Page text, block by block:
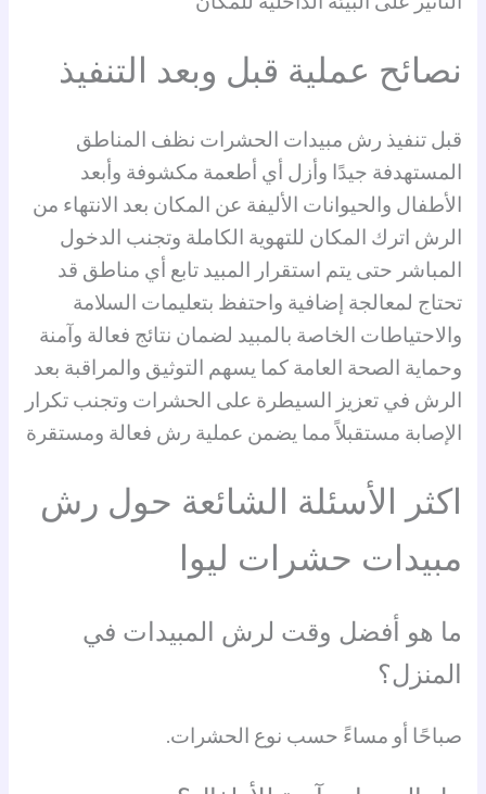
نصائح عملية قبل وبعد التنفيذ
قبل تنفيذ رش مبيدات الحشرات نظف المناطق
المستهدفة جيدًا وأزل أي أطعمة مكشوفة وأبعد
الأطفال والحيوانات الأليفة عن المكان بعد الانتهاء من
الرش اترك المكان للتهوية الكاملة وتجنب الدخول
المباشر حتى يتم استقرار المبيد تابع أي مناطق قد
تحتاج لمعالجة إضافية واحتفظ بتعليمات السلامة
والاحتياطات الخاصة بالمبيد لضمان نتائج فعالة وآمنة
وحماية الصحة العامة كما يسهم التوثيق والمراقبة بعد
الرش في تعزيز السيطرة على الحشرات وتجنب تكرار
الإصابة مستقبلاً مما يضمن عملية رش فعالة ومستقرة
اكثر الأسئلة الشائعة حول رش
مبيدات حشرات ليوا
ما هو أفضل وقت لرش المبيدات في
المنزل؟
صباحًا أو مساءً حسب نوع الحشرات.